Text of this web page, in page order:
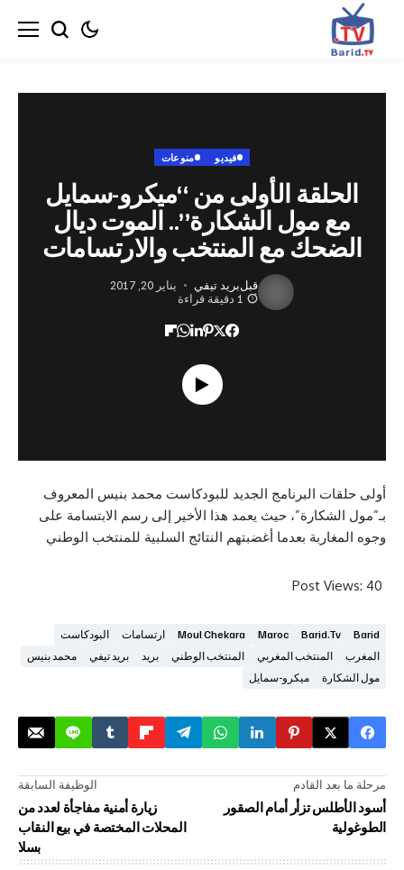
منوعات
الأولى من “ميكرو-سمايل
مول الشكارة”.. الموت ديال
مع المنتخب والارتسامات
بريد تيفي
يناير 20, 2017
البرنامج الجديد للبودكاست محمد بنيس المعروف
حيث يعمد هذا الأخير إلى رسم الابتسامة على
بعدما أغضبتهم النتائج السلبية للمنتخب الوطني
Post
Maroc
Moul Chekara ارتسامات
البودكاست
المنتخب المغربي
المنتخب الوطني بريد بريد تيفي
محمد بنيس
ميكرو-سمايل
الوظيفة السابقة
زيارة أمنية مفاجأة لعدد من
المحلات المختصة في بيع النقاب
القادم